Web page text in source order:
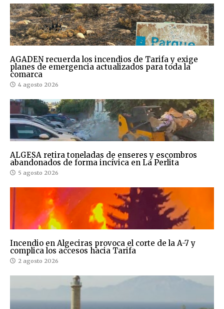
AGADEN recuerda los incendios de Tarifa y exige
planes de emergencia actualizados para toda la
comarca
4 agosto 2026
ALGESA retira toneladas de enseres y escombros
abandonados de forma incívica en La Perlita
5 agosto 2026
Incendio en Algeciras provoca el corte de la A-7 y
complica los accesos hacia Tarifa
2 agosto 2026